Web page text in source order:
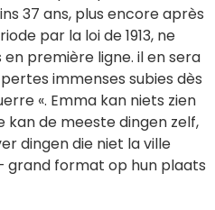
37 ans, plus encore après
par la loi de 1913, ne
première ligne. il en sera
immenses subies dès
«. Emma kan niets zien
kan de meeste dingen zelf,
dingen die niet la ville
grand format op hun plaats